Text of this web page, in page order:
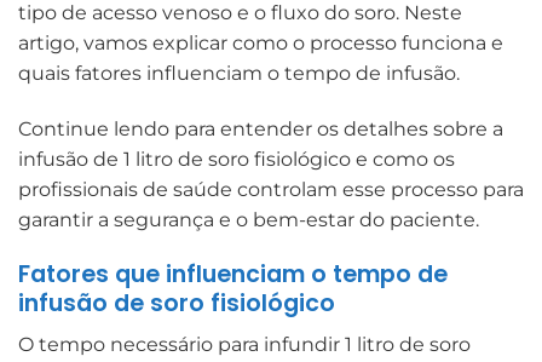
tipo de acesso venoso e o fluxo do soro. Neste
artigo, vamos explicar como o processo funciona e
quais fatores influenciam o tempo de infusão.
Continue lendo para entender os detalhes sobre a
infusão de 1 litro de soro fisiológico e como os
profissionais de saúde controlam esse processo para
garantir a segurança e o bem-estar do paciente.
Fatores que influenciam o tempo de
infusão de soro fisiológico
O tempo necessário para infundir 1 litro de soro